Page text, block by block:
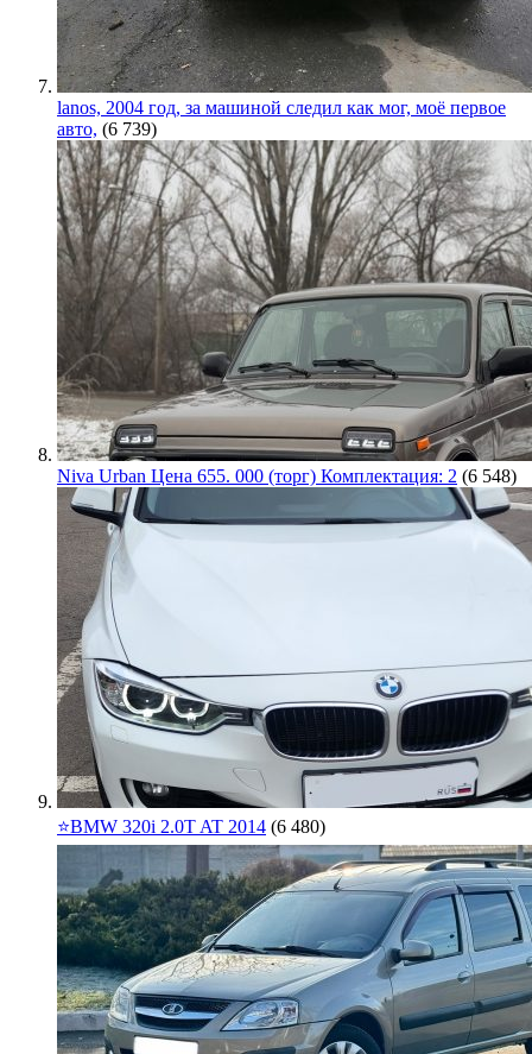
lanos, 2004 год, за машиной следил как мог, моё первое
авто, (6 739)
Niva Urban Цена 655. 000 (торг) Комплектация: 2 (6 548)
⭐️BMW 320i 2.0T AT 2014 (6 480)